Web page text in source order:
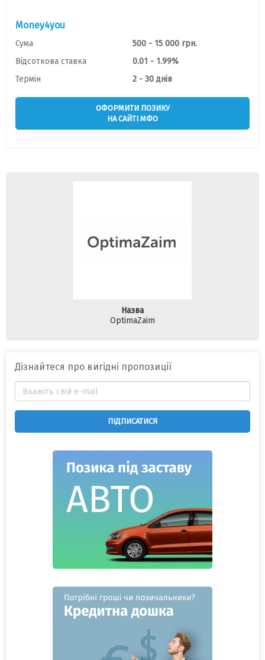
Money4you
Сума
500 - 15 000 грн.
Відсоткова ставка
0.01 - 1.99%
Термін
2 - 30 днів
ОФОРМИТИ ПОЗИКУ
НА САЙТІ МФО
Назва
OptimaZaim
Дізнайтеся про вигідні пропозиції
ПІДПИСАТИСЯ